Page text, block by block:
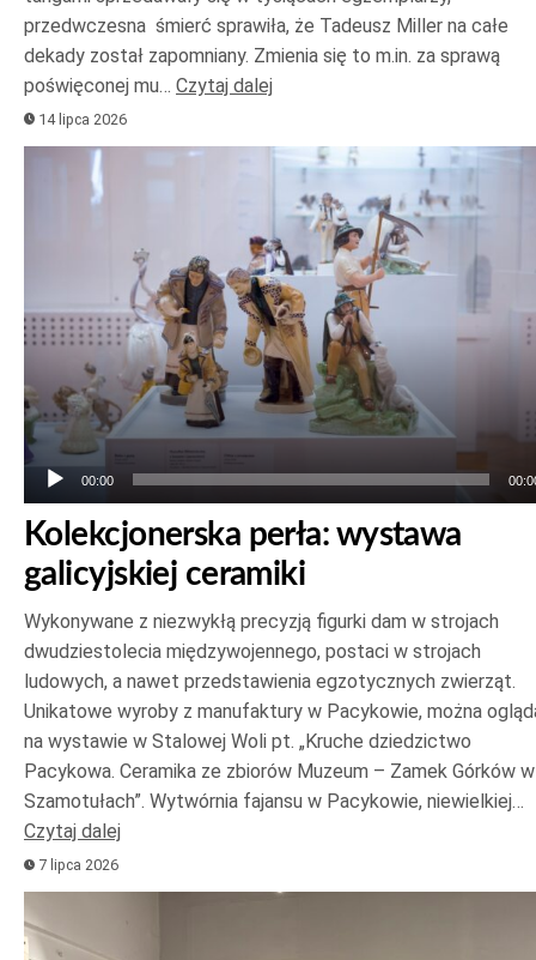
przedwczesna śmierć sprawiła, że Tadeusz Miller na całe
dekady został zapomniany. Zmienia się to m.in. za sprawą
poświęconej mu… Czytaj dalej
14 lipca 2026
Odtwarzacz
00:00
Kolekcjonerska perła: wystawa
galicyjskiej ceramiki
Wykonywane z niezwykłą precyzją figurki dam w strojach
dwudziestolecia międzywojennego, postaci w strojach
ludowych, a nawet przedstawienia egzotycznych zwierząt.
Unikatowe wyroby z manufaktury w Pacykowie, można
na wystawie w Stalowej Woli pt. „Kruche dziedzictwo
Pacykowa. Ceramika ze zbiorów Muzeum – Zamek Górków w
Szamotułach”. Wytwórnia fajansu w Pacykowie, niewielkiej…
Czytaj dalej
7 lipca 2026
Odtwarzacz
plików